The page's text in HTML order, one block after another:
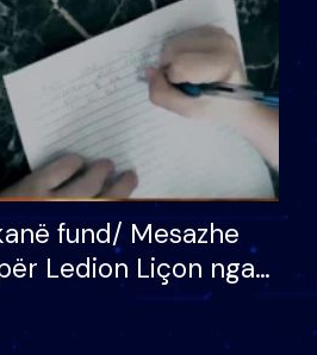
fund/ Mesazhe
Ledion Liçon nga
e tij, moderatori
lotët: Nuk meritoj…